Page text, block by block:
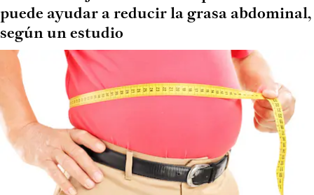
puede ayudar a reducir la grasa abdominal,
según un estudio